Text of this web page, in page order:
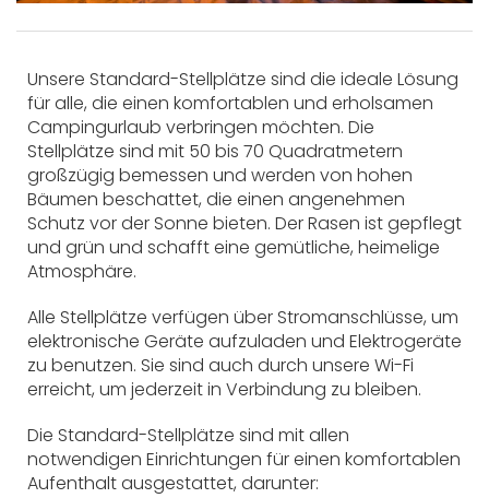
Unsere Standard-Stellplätze sind die ideale Lösung
für alle, die einen komfortablen und erholsamen
Campingurlaub verbringen möchten. Die
Stellplätze sind mit 50 bis 70 Quadratmetern
großzügig bemessen und werden von hohen
Bäumen beschattet, die einen angenehmen
Schutz vor der Sonne bieten. Der Rasen ist gepflegt
und grün und schafft eine gemütliche, heimelige
Atmosphäre.
Alle Stellplätze verfügen über Stromanschlüsse, um
elektronische Geräte aufzuladen und Elektrogeräte
zu benutzen. Sie sind auch durch unsere Wi-Fi
erreicht, um jederzeit in Verbindung zu bleiben.
Die Standard-Stellplätze sind mit allen
notwendigen Einrichtungen für einen komfortablen
Aufenthalt ausgestattet, darunter: